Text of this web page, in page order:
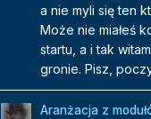
a nie myli się ten
Może nie miałeś
startu, a i tak
gronie. Pisz,
Aranżacja z